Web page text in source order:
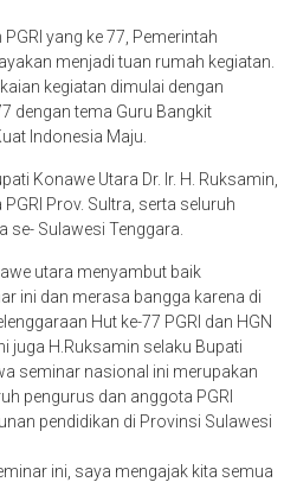
yang ke 77, Pemerintah
menjadi tuan rumah kegiatan.
kegiatan dimulai dengan
dengan tema Guru Bangkit
Indonesia Maju.
Konawe Utara Dr. Ir. H. Ruksamin,
PGRI Prov. Sultra, serta seluruh
se- Sulawesi Tenggara.
utara menyambut baik
ini dan merasa bangga karena di
Hut ke-77 PGRI dan HGN
juga H.Ruksamin selaku Bupati
seminar nasional ini merupakan
pengurus dan anggota PGRI
pendidikan di Provinsi Sulawesi
ini, saya mengajak kita semua